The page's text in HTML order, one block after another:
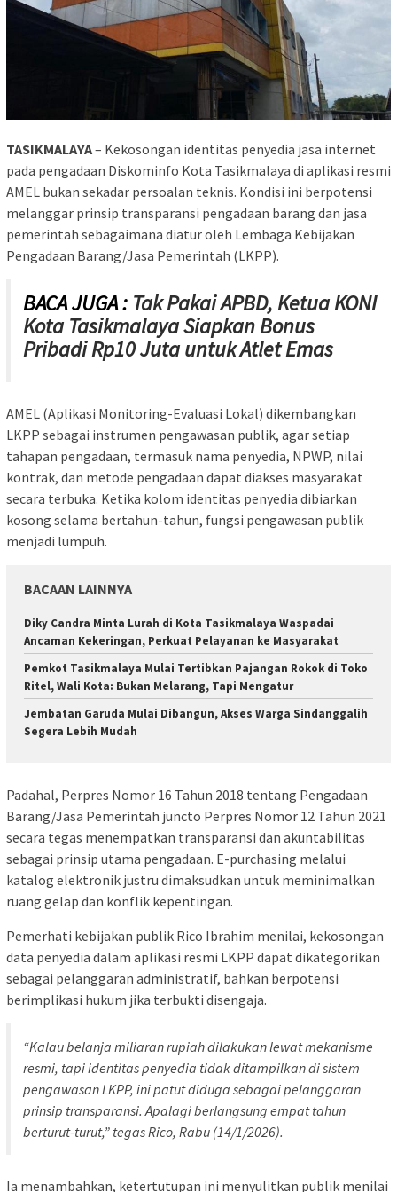
TASIKMALAYA– Kekosongan identitas penyedia jasa internet
pada pengadaan Diskominfo Kota Tasikmalaya di aplikasi resmi
AMEL bukan sekadar persoalan teknis. Kondisi ini berpotensi
melanggar prinsip transparansi pengadaan barang dan jasa
pemerintah sebagaimana diatur oleh Lembaga Kebijakan
Pengadaan Barang/Jasa Pemerintah (LKPP).
BACA JUGA : Tak Pakai APBD, Ketua KONI
Kota Tasikmalaya Siapkan Bonus
Pribadi Rp10 Juta untuk Atlet Emas
AMEL (Aplikasi Monitoring-Evaluasi Lokal) dikembangkan
LKPP sebagai instrumen pengawasan publik, agar setiap
tahapan pengadaan, termasuk nama penyedia, NPWP, nilai
kontrak, dan metode pengadaan dapat diakses masyarakat
secara terbuka. Ketika kolom identitas penyedia dibiarkan
kosong selama bertahun-tahun, fungsi pengawasan publik
menjadi lumpuh.
BACAAN LAINNYA
Diky Candra Minta Lurah di Kota Tasikmalaya Waspadai
Ancaman Kekeringan, Perkuat Pelayanan ke Masyarakat
Pemkot Tasikmalaya Mulai Tertibkan Pajangan Rokok di Toko
Ritel, Wali Kota: Bukan Melarang, Tapi Mengatur
Jembatan Garuda Mulai Dibangun, Akses Warga Sindanggalih
Segera Lebih Mudah
Padahal, Perpres Nomor 16 Tahun 2018 tentang Pengadaan
Barang/Jasa Pemerintah juncto Perpres Nomor 12 Tahun 2021
secara tegas menempatkan transparansi dan akuntabilitas
sebagai prinsip utama pengadaan. E-purchasing melalui
katalog elektronik justru dimaksudkan untuk meminimalkan
ruang gelap dan konflik kepentingan.
Pemerhati kebijakan publik Rico Ibrahim menilai, kekosongan
data penyedia dalam aplikasi resmi LKPP dapat dikategorikan
sebagai pelanggaran administratif, bahkan berpotensi
berimplikasi hukum jika terbukti disengaja.
“Kalau belanja miliaran rupiah dilakukan lewat mekanisme
resmi, tapi identitas penyedia tidak ditampilkan di sistem
pengawasan LKPP, ini patut diduga sebagai pelanggaran
prinsip transparansi. Apalagi berlangsung empat tahun
berturut-turut,” tegas Rico, Rabu (14/1/2026).
Ia menambahkan, ketertutupan ini menyulitkan publik menilai